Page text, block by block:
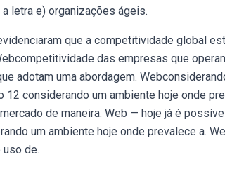
letra e) organizações ágeis.
que a competitividade global
das empresas que
adotam uma abordagem.
12 considerando um ambiente hoje onde
de maneira. Web — hoje já é
um ambiente hoje onde prevalece a.
de.